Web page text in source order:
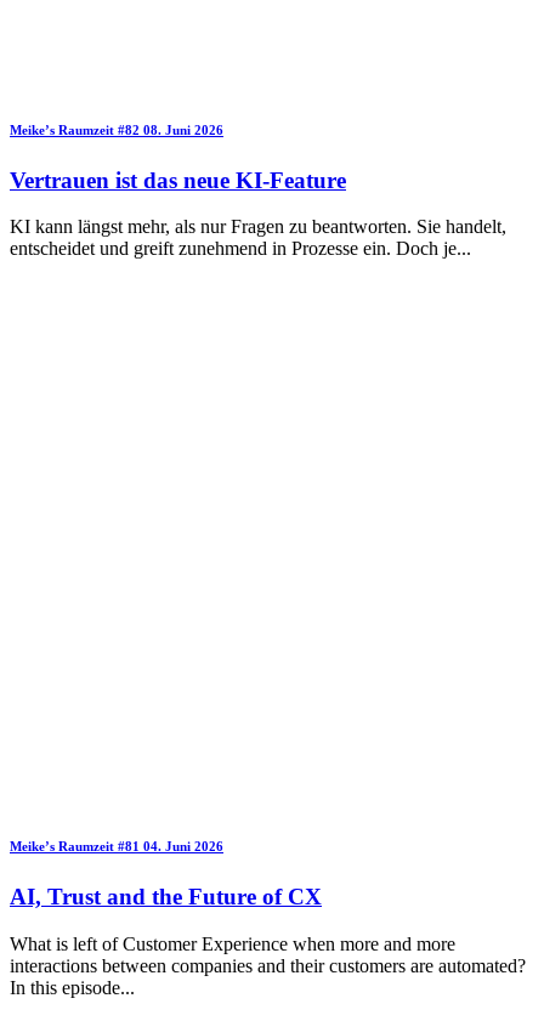
Meike’s Raumzeit #82 08. Juni 2026
Vertrauen ist das neue KI-Feature
KI kann längst mehr, als nur Fragen zu beantworten. Sie handelt,
entscheidet und greift zunehmend in Prozesse ein. Doch je...
Meike’s Raumzeit #81 04. Juni 2026
AI, Trust and the Future of CX
What is left of Customer Experience when more and more
interactions between companies and their customers are automated?
In this episode...